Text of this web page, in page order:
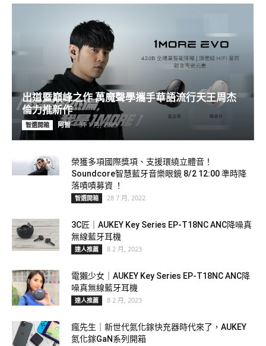
出道暨巔峰之作 萬魔聲學攜手華語流行天王周杰
倫力推新作
智選開箱 阿智 - 31 1 月, 2023
榮獲多項國際獎項、支援環繞立體音！
Soundcore智慧藍牙音樂眼鏡 8/2 12:00 準時降
落嘖嘖募資 ！
智選開箱 28 7 月, 2022
3C匠｜AUKEY Key Series EP-T18NC ANC降噪真
無線藍牙耳機
達人推薦 8 2 月, 2023
電獺少女｜AUKEY Key Series EP-T18NC ANC降
噪真無線藍牙耳機
達人推薦 8 2 月, 2023
瘋先生｜新世代氮化鎵快充器時代來了，AUKEY
氮化鎵GaN系列開箱